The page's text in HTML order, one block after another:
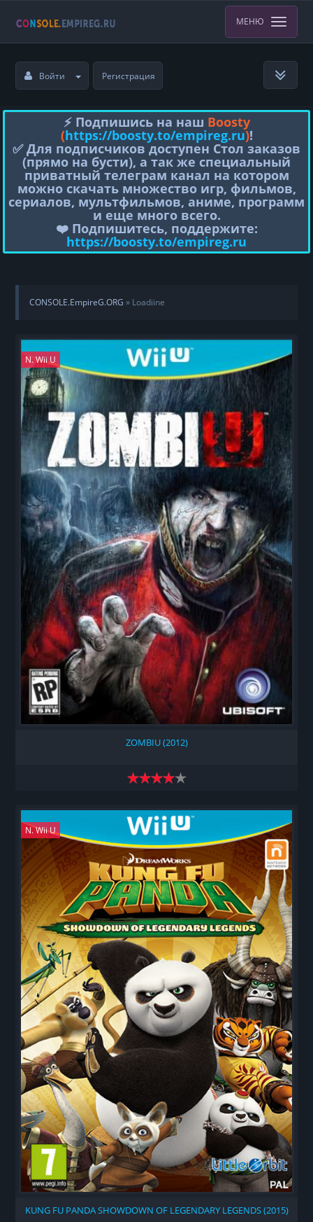
МЕНЮ
Войти Регистрация
⚡️ Подпишись на наш Boosty
(https://boosty.to/empireg.ru)!
✅ Для подписчиков доступен Стол заказов
(прямо на бусти), а так же специальный
приватный телеграм канал на котором
можно скачать множество игр, фильмов,
сериалов, мультфильмов, аниме, программ
и еще много всего.
❤️ Подпишитесь, поддержите:
https://boosty.to/empireg.ru
CONSOLE.EmpireG.ORG » Loadiine
N. Wii U
ZOMBIU (2012)
N. Wii U
KUNG FU PANDA SHOWDOWN OF LEGENDARY LEGENDS (2015)